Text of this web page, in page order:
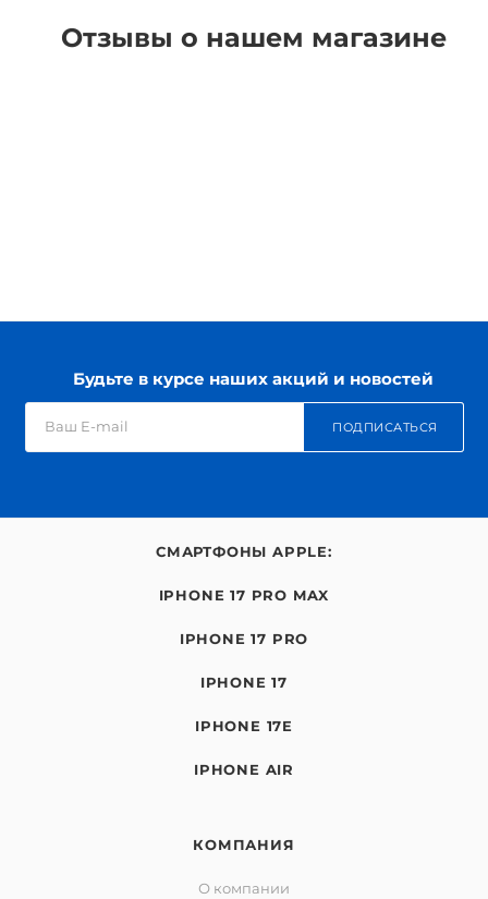
Отзывы о нашем магазине
Будьте в курсе наших акций и новостей
ПОДПИСАТЬСЯ
СМАРТФОНЫ APPLE:
IPHONE 17 PRO MAX
IPHONE 17 PRO
IPHONE 17
IPHONE 17E
IPHONE AIR
КОМПАНИЯ
О компании